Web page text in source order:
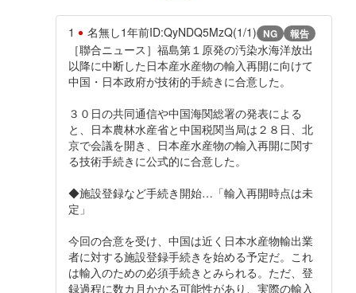
1 名無し1年前ID:QyNDQ5MzQ(1/1) NG 報告
［聯合ニュース］福島第１原発の汚染水海洋放出
以降に中断した日本産水産物の輸入再開に向けて
中国・日本政府が技術的手続きに合意した。
３０日の共同通信や中国海関総署の発表による
と、日本農林水産省と中国税関当局は２８日、北
京で会議を開き、日本産水産物の輸入再開に関す
る技術手続きに公式的に合意した。
◆施設登録など手続き開始…「輸入再開時点は未
定」
今回の合意を受け、中国は近く日本水産物輸出業
者に対する施設登録手続きを始める予定だ。これ
は輸入のための必須手続きとみられる。ただ、登
録過程に数カ月かかる可能性があり、実際の輸入